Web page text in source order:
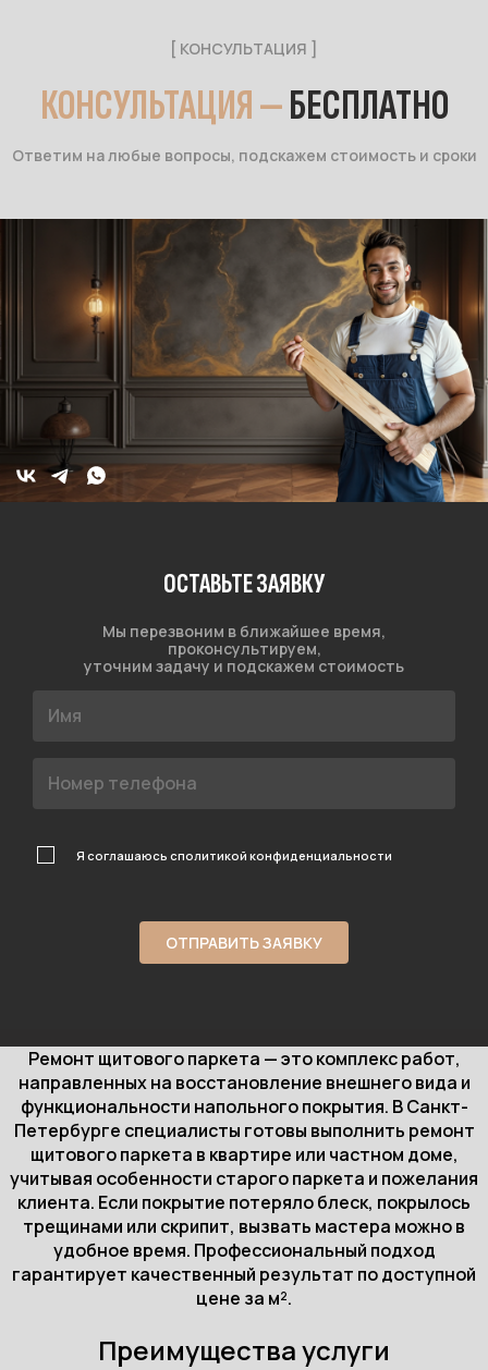
[ КОНСУЛЬТАЦИЯ ]
КОНСУЛЬТАЦИЯ —БЕСПЛАТНО
Ответим на любые вопросы, подскажем стоимость и сроки
ОСТАВЬТЕ ЗАЯВКУ
Мы перезвоним в ближайшее время,
проконсультируем,
уточним задачу и подскажем стоимость
Я соглашаюсь сполитикой конфиденциальности
ОТПРАВИТЬ ЗАЯВКУ
Ремонт щитового паркета — это комплекс работ,
направленных на восстановление внешнего вида и
функциональности напольного покрытия. В Санкт-
Петербурге специалисты готовы выполнить ремонт
щитового паркета в квартире или частном доме,
учитывая особенности старого паркета и пожелания
клиента. Если покрытие потеряло блеск, покрылось
трещинами или скрипит, вызвать мастера можно в
удобное время. Профессиональный подход
гарантирует качественный результат по доступной
цене за м².
Преимущества услуги